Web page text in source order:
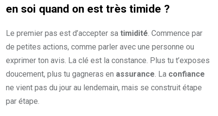
en soi quand on est très timide ?
Le premier pas est d’accepter sa timidité. Commence par
de petites actions, comme parler avec une personne ou
exprimer ton avis. La clé est la constance. Plus tu t’exposes
doucement, plus tu gagneras en assurance. La confiance
ne vient pas du jour au lendemain, mais se construit étape
par étape.